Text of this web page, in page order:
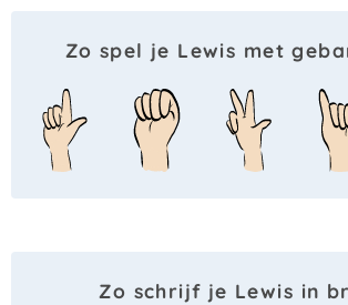
Zo spel je Lewis met
Zo schrijf je Lewis in